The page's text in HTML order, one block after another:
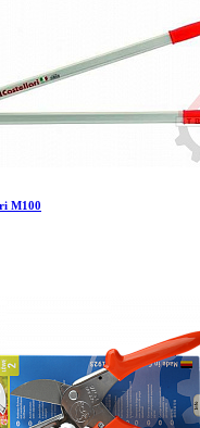
M100